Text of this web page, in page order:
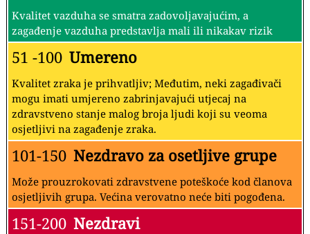
Kvalitet vazduha se smatra zadovoljavajućim, a
zagađenje vazduha predstavlja mali ili nikakav rizik
51 -100 Umereno
Kvalitet zraka je prihvatljiv; Međutim, neki zagađivači
mogu imati umjereno zabrinjavajući utjecaj na
zdravstveno stanje malog broja ljudi koji su veoma
osjetljivi na zagađenje zraka.
101-150 Nezdravo za osetljive grupe
Može prouzrokovati zdravstvene poteškoće kod članova
osjetljivih grupa. Većina verovatno neće biti pogođena.
151-200 Nezdravi